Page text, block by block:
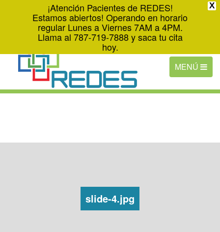
X
¡Atención Pacientes de REDES!
Estamos abiertos! Operando en horario
regular Lunes a Viernes 7AM a 4PM.
Llama al 787-719-7888 y saca tu cita
hoy.
(787) 719-7888
Coordinar tu cita
slide-4.jpg